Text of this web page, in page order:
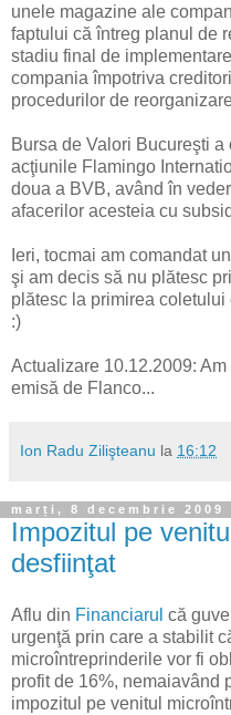
unele magazine ale
faptului că întreg planul de
stadiu final de
compania împotriva
procedurilor de
Bursa de Valori Bucureşti
acţiunile Flamingo
doua a BVB, având în
afacerilor acesteia cu
Ieri, tocmai am comandat
şi am decis să nu plătesc
plătesc la primirea
:)
Actualizare 10.12.2009:
emisă de Flanco...
Ion Radu Zilişteanu la 16:12
marți, 8 decembrie 2009
Impozitul pe
desfiinţat
Aflu din Financiarul că
urgenţă prin care a stabilit
microîntreprinderile vor fi
profit de 16%, nemaiavând
impozitul pe venitul